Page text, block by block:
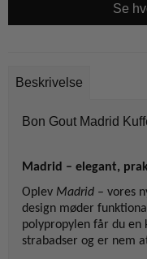
Se
Beskrivelse
Bon Gout Madrid
Madrid – elegant,
Oplev Madrid – vores
design møder
polypropylen får du en
strabadser og er nem